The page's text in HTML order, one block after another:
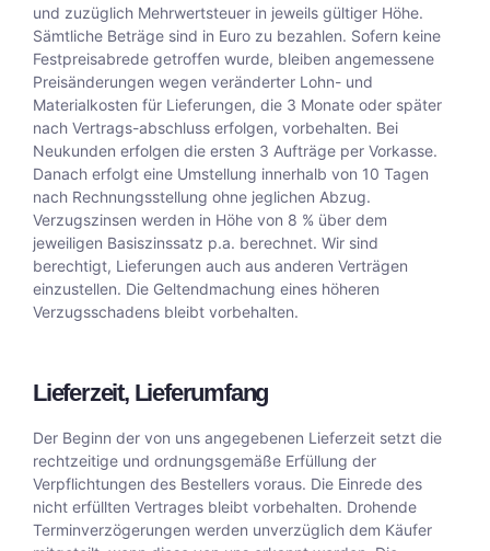
und zuzüglich Mehrwertsteuer in jeweils gültiger Höhe.
Sämtliche Beträge sind in Euro zu bezahlen. Sofern keine
Festpreisabrede getroffen wurde, bleiben angemessene
Preisänderungen wegen veränderter Lohn- und
Materialkosten für Lieferungen, die 3 Monate oder später
nach Vertrags-abschluss erfolgen, vorbehalten. Bei
Neukunden erfolgen die ersten 3 Aufträge per Vorkasse.
Danach erfolgt eine Umstellung innerhalb von 10 Tagen
nach Rechnungsstellung ohne jeglichen Abzug.
Verzugszinsen werden in Höhe von 8 % über dem
jeweiligen Basiszinssatz p.a. berechnet. Wir sind
berechtigt, Lieferungen auch aus anderen Verträgen
einzustellen. Die Geltendmachung eines höheren
Verzugsschadens bleibt vorbehalten.
Lieferzeit, Lieferumfang
Der Beginn der von uns angegebenen Lieferzeit setzt die
rechtzeitige und ordnungsgemäße Erfüllung der
Verpflichtungen des Bestellers voraus. Die Einrede des
nicht erfüllten Vertrages bleibt vorbehalten. Drohende
Terminverzögerungen werden unverzüglich dem Käufer